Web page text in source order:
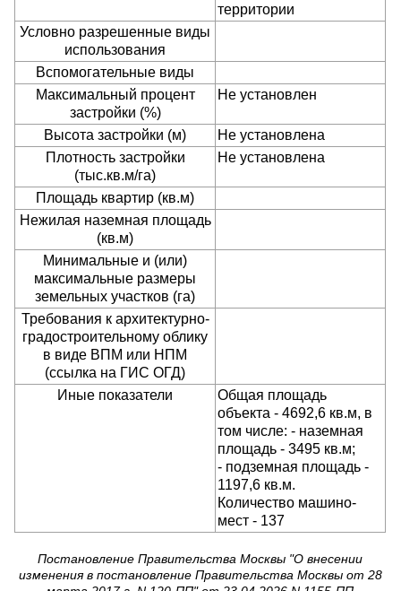
территории
Условно разрешенные виды
использования
Вспомогательные виды
Максимальный процент
застройки (%)
Не установлен
Высота застройки (м)
Не установлена
Плотность застройки
(тыс.кв.м/га)
Не установлена
Площадь квартир (кв.м)
Нежилая наземная площадь
(кв.м)
Минимальные и (или)
максимальные размеры
земельных участков (га)
Требования к архитектурно-
градостроительному облику
в виде ВПМ или НПМ
(ссылка на ГИС ОГД)
Иные показатели
Общая площадь
объекта - 4692,6 кв.м, в
том числе: - наземная
площадь - 3495 кв.м;
- подземная площадь -
1197,6 кв.м.
Количество машино-
мест - 137
Постановление Правительства Москвы "О внесении
изменения в постановление Правительства Москвы от 28